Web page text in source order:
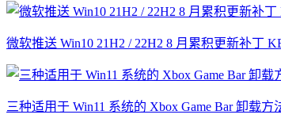
微软推送 Win10 21H2 / 22H2 8 月累积更新补丁
三种适用于 Win11 系统的 Xbox Game Bar 卸载方